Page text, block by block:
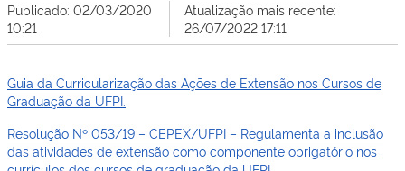
Publicado: 02/03/2020
10:21
Atualização mais recente:
26/07/2022 17:11
Guia da Curricularização das Ações de Extensão nos Cursos de
Graduação da UFPI.
Resolução Nº 053/19 – CEPEX/UFPI – Regulamenta a inclusão
das atividades de extensão como componente obrigatório nos